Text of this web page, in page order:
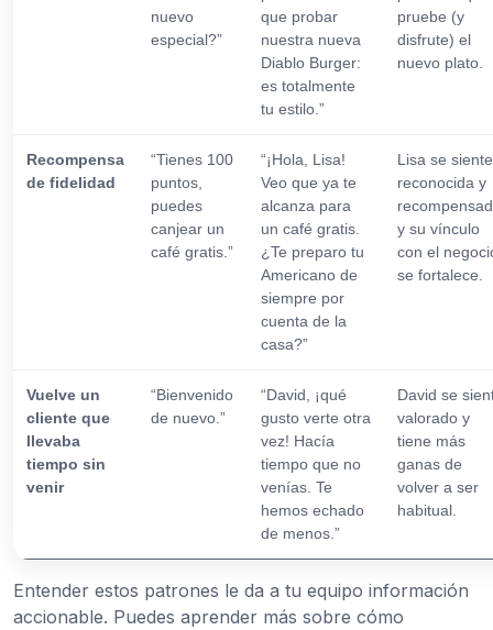
nuevo
especial?”
que probar
nuestra nueva
Diablo Burger:
es totalmente
tu estilo.”
pruebe (y
disfrute) el
nuevo plato.
Recompensa
de fidelidad
“Tienes 100
puntos,
puedes
canjear un
café gratis.”
“¡Hola, Lisa!
Veo que ya te
alcanza para
un café gratis.
¿Te preparo tu
Americano de
siempre por
cuenta de la
casa?”
Lisa se siente
reconocida y
y su vínculo
con el
se fortalece.
Vuelve un
cliente que
llevaba
tiempo sin
venir
“Bienvenido
de nuevo.”
“David, ¡qué
gusto verte otra
vez! Hacía
tiempo que no
venías. Te
hemos echado
de menos.”
David se
valorado y
tiene más
ganas de
volver a ser
habitual.
Entender estos patrones le da a tu equipo información
accionable. Puedes aprender más sobre cómo